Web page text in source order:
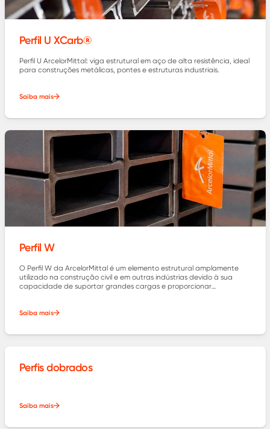
Perfil U XCarb®
Perfil U ArcelorMittal: viga estrutural em aço de alta resistência, ideal
para construções metálicas, pontes e estruturas industriais.
Saiba mais
Perfil W
O Perfil W da ArcelorMittal é um elemento estrutural amplamente
utilizado na construção civil e em outras indústrias devido à sua
capacidade de suportar grandes cargas e proporcionar
Saiba mais
Perfis dobrados
Saiba mais